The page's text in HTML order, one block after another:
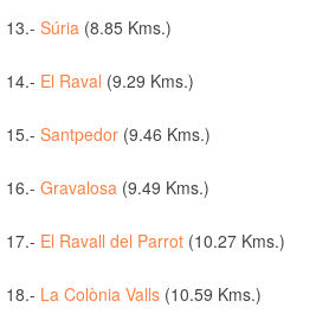
13.- Súria (8.85 Kms.)
14.- El Raval (9.29 Kms.)
15.- Santpedor (9.46 Kms.)
16.- Gravalosa (9.49 Kms.)
17.- El Ravall del Parrot (10.27 Kms.)
18.- La Colònia Valls (10.59 Kms.)